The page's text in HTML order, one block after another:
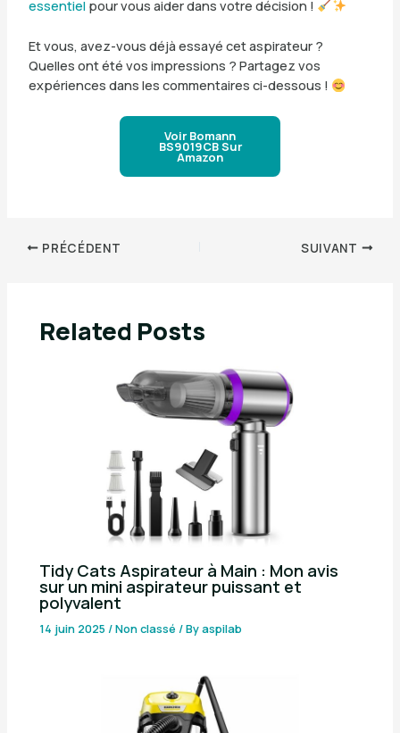
essentielpour vous aider dans votre décision !
Et vous, avez-vous déjà essayé cet aspirateur ?
Quelles ont été vos impressions ? Partagez vos
expériences dans les commentaires ci-dessous !
Voir Bomann
BS9019CB Sur
Amazon
PRÉCÉDENT SUIVANT
Related Posts
Tidy Cats Aspirateur à Main : Mon avis
sur un mini aspirateur puissant et
polyvalent
14 juin 2025/Non classé / Byaspilab